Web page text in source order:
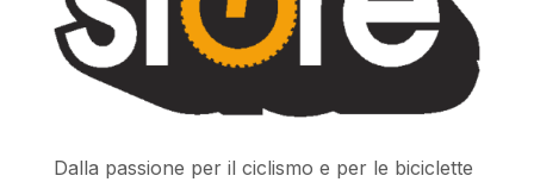
Dalla passione per il ciclismo e per le biciclette